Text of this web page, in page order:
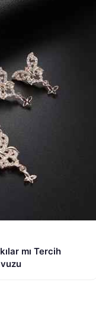
mı Tercih